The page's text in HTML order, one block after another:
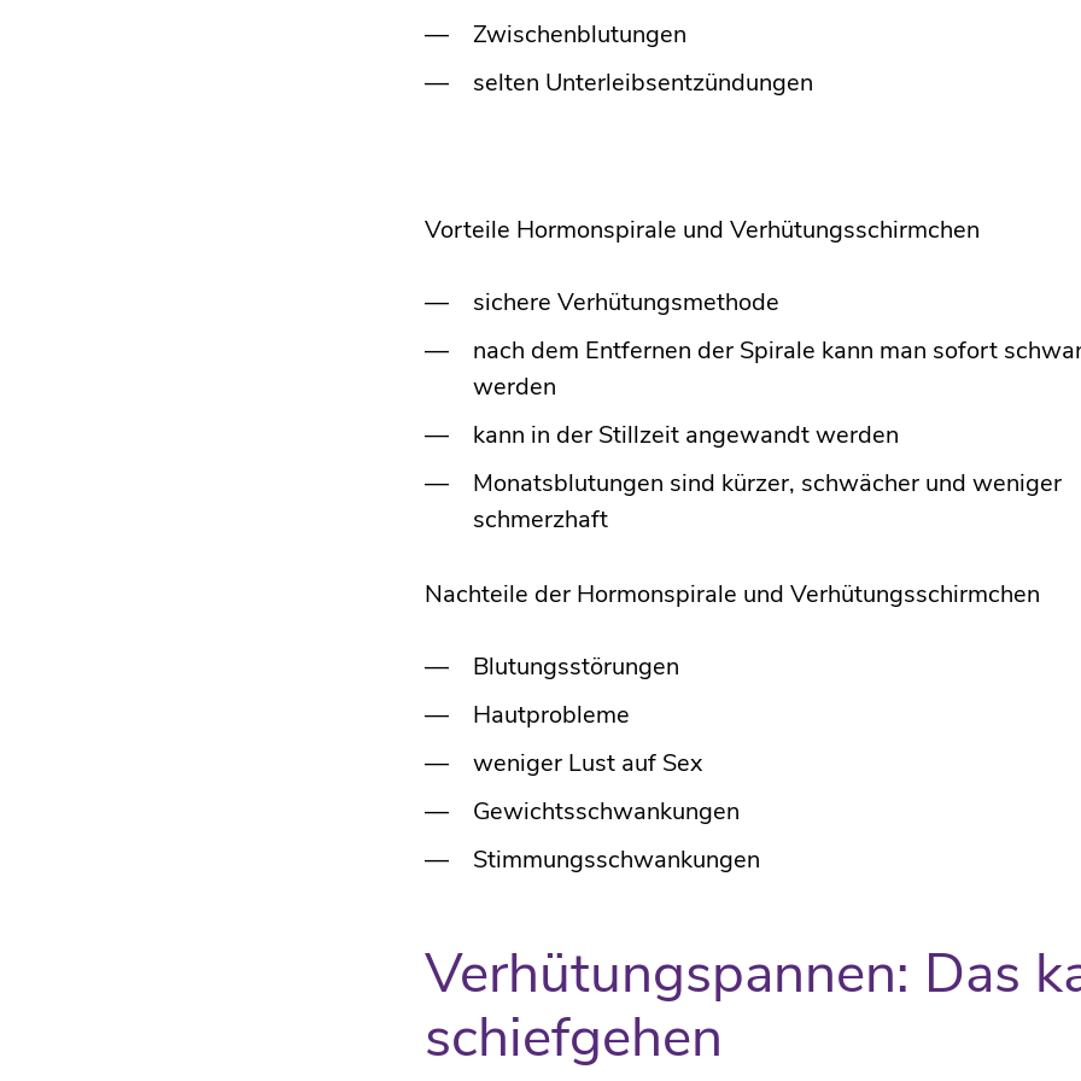
Zwischenblutungen
selten Unterleibsentzündungen
Vorteile Hormonspirale und Verhütungsschirmchen
sichere Verhütungsmethode
nach dem Entfernen der Spirale kann man sofort
werden
kann in der Stillzeit angewandt werden
Monatsblutungen sind kürzer, schwächer und weniger
schmerzhaft
Nachteile der Hormonspirale und Verhütungsschirmchen
Blutungsstörungen
Hautprobleme
weniger Lust auf Sex
Gewichtsschwankungen
Stimmungsschwankungen
Verhütungspannen: Das
schiefgehen